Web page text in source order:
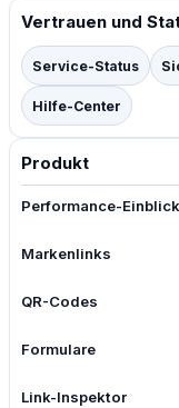
Vertrauen und
Service-Status
Hilfe-Center
Produkt
Performance-
Markenlinks
QR-Codes
Formulare
Link-Inspektor